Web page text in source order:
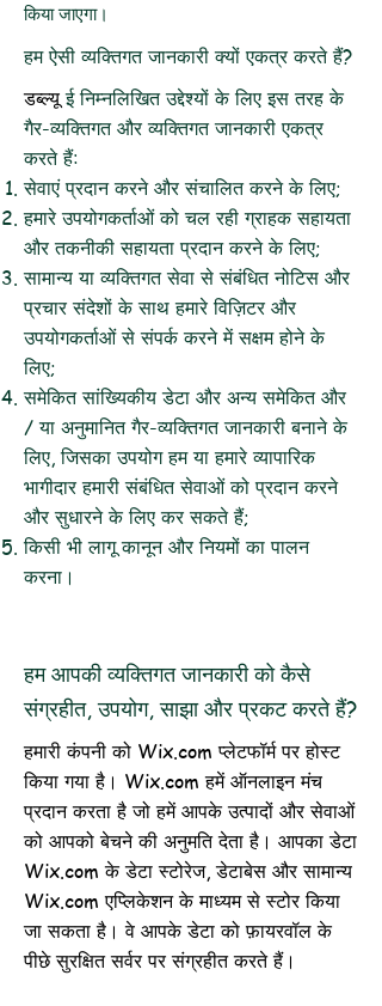
किया जाएगा।
हम ऐसी व्यक्तिगत जानकारी क्यों एकत्र करते हैं?
डब्ल्यू ई निम्नलिखित उद्देश्यों के लिए इस तरह के
गैर-व्यक्तिगत और व्यक्तिगत जानकारी एकत्र
करते हैं:
सेवाएं प्रदान करने और संचालित करने के लिए;
हमारे उपयोगकर्ताओं को चल रही ग्राहक सहायता
और तकनीकी सहायता प्रदान करने के लिए;
सामान्य या व्यक्तिगत सेवा से संबंधित नोटिस और
प्रचार संदेशों के साथ हमारे विज़िटर और
उपयोगकर्ताओं से संपर्क करने में सक्षम होने के
लिए;
समेकित सांख्यिकीय डेटा और अन्य समेकित और
/ या अनुमानित गैर-व्यक्तिगत जानकारी बनाने के
लिए, जिसका उपयोग हम या हमारे व्यापारिक
भागीदार हमारी संबंधित सेवाओं को प्रदान करने
और सुधारने के लिए कर सकते हैं;
किसी भी लागू कानून और नियमों का पालन
करना।
हम आपकी व्यक्तिगत जानकारी को कैसे
संग्रहीत, उपयोग, साझा और प्रकट करते हैं?
हमारी कंपनी को Wix.com प्लेटफॉर्म पर होस्ट
किया गया है। Wix.com हमें ऑनलाइन मंच
प्रदान करता है जो हमें आपके उत्पादों और सेवाओं
को आपको बेचने की अनुमति देता है। आपका डेटा
Wix.com के डेटा स्टोरेज, डेटाबेस और सामान्य
Wix.com एप्लिकेशन के माध्यम से स्टोर किया
जा सकता है। वे आपके डेटा को फ़ायरवॉल के
पीछे सुरक्षित सर्वर पर संग्रहीत करते हैं।